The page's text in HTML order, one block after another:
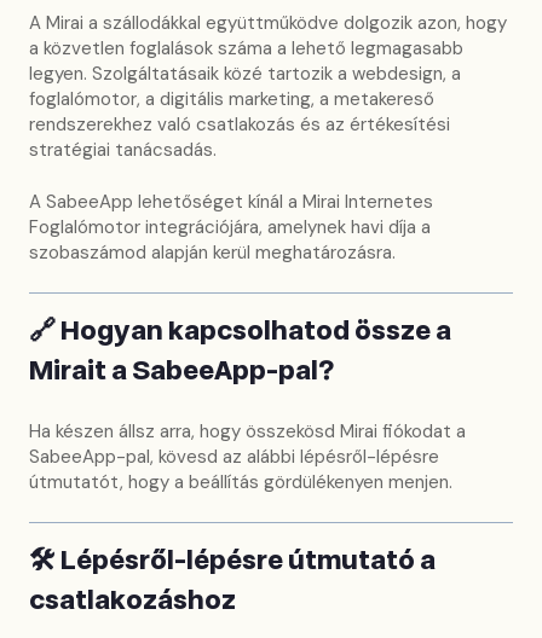
A Mirai a szállodákkal együttműködve dolgozik azon, hogy
a közvetlen foglalások száma a lehető legmagasabb
legyen. Szolgáltatásaik közé tartozik a webdesign, a
foglalómotor, a digitális marketing, a metakereső
rendszerekhez való csatlakozás és az értékesítési
stratégiai tanácsadás.
A SabeeApp lehetőséget kínál a Mirai Internetes
Foglalómotor integrációjára, amelynek havi díja a
szobaszámod alapján kerül meghatározásra.
🔗 Hogyan kapcsolhatod össze a
Mirait a SabeeApp-pal?
Ha készen állsz arra, hogy összekösd Mirai fiókodat a
SabeeApp-pal, kövesd az alábbi lépésről-lépésre
útmutatót, hogy a beállítás gördülékenyen menjen.
🛠️ Lépésről-lépésre útmutató a
csatlakozáshoz